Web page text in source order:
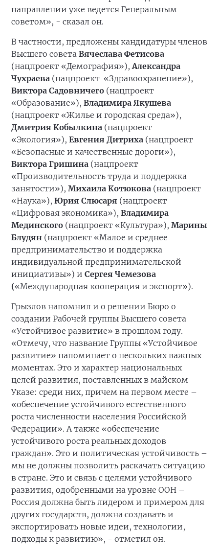
направлении уже ведется Генеральным
советом», - сказал он.
В частности, предложены кандидатуры членов
Высшего совета Вячеслава Фетисова
(нацпроект «Демография»),Александра
Чухраева (нацпроект «Здравоохранение»),
Виктора Садовничего (нацпроект
«Образование»), Владимира Якушева
(нацпроект «Жилье и городская среда»),
Дмитрия Кобылкина (нацпроект
«Экология»), Евгения Дитриха (нацпроект
«Безопасные и качественные дороги»),
Виктора Гришина (нацпроект
«Производительность труда и поддержка
занятости»), Михаила Котюкова (нацпроект
«Наука»), Юрия Слюсаря (нацпроект
«Цифровая экономика»), Владимира
Мединского (нацпроект «Культура»), Марины
Блудян (нацпроект «Малое и среднее
предпринимательство и поддержка
индивидуальной предпринимательской
инициативы») и Сергея Чемезова
(«Международная кооперация и экспорт»).
Грызлов напомнил и о решении Бюро о
создании Рабочей группы Высшего совета
«Устойчивое развитие» в прошлом году.
«Отмечу, что название Группы «Устойчивое
развитие» напоминает о нескольких важных
моментах. Это и характер национальных
целей развития, поставленных в майском
Указе: среди них, причем на первом месте –
«обеспечение устойчивого естественного
роста численности населения Российской
Федерации». А также «обеспечение
устойчивого роста реальных доходов
граждан». Это и политическая устойчивость –
мы не должны позволить раскачать ситуацию
в стране. Это и связь с целями устойчивого
развития, одобренными на уровне ООН –
Россия должна быть лидером и примером для
других государств, должна создавать и
экспортировать новые идеи, технологии,
подходы к развитию», - отметил он.